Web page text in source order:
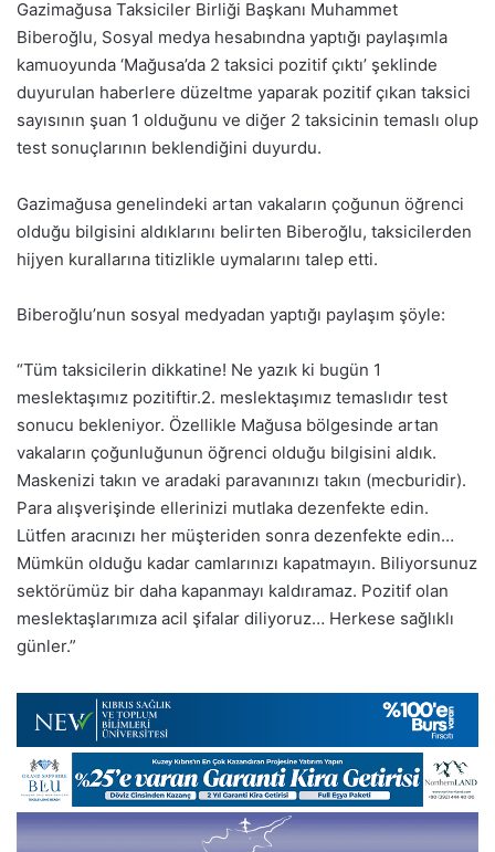
Gazimağusa Taksiciler Birliği Başkanı Muhammet
Biberoğlu, Sosyal medya hesabındna yaptığı paylaşımla
kamuoyunda ‘Mağusa’da 2 taksici pozitif çıktı’ şeklinde
duyurulan haberlere düzeltme yaparak pozitif çıkan taksici
sayısının şuan 1 olduğunu ve diğer 2 taksicinin temaslı olup
test sonuçlarının beklendiğini duyurdu.
Gazimağusa genelindeki artan vakaların çoğunun öğrenci
olduğu bilgisini aldıklarını belirten Biberoğlu, taksicilerden
hijyen kurallarına titizlikle uymalarını talep etti.
Biberoğlu’nun sosyal medyadan yaptığı paylaşım şöyle:
“Tüm taksicilerin dikkatine! Ne yazık ki bugün 1
meslektaşımız pozitiftir.2. meslektaşımız temaslıdır test
sonucu bekleniyor. Özellikle Mağusa bölgesinde artan
vakaların çoğunluğunun öğrenci olduğu bilgisini aldık.
Maskenizi takın ve aradaki paravanınızı takın (mecburidir).
Para alışverişinde ellerinizi mutlaka dezenfekte edin.
Lütfen aracınızı her müşteriden sonra dezenfekte edin…
Mümkün olduğu kadar camlarınızı kapatmayın. Biliyorsunuz
sektörümüz bir daha kapanmayı kaldıramaz. Pozitif olan
meslektaşlarımıza acil şifalar diliyoruz… Herkese sağlıklı
günler.”